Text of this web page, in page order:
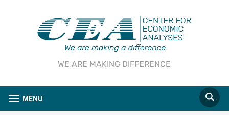
WE ARE MAKING DIFFERENCE
MENU